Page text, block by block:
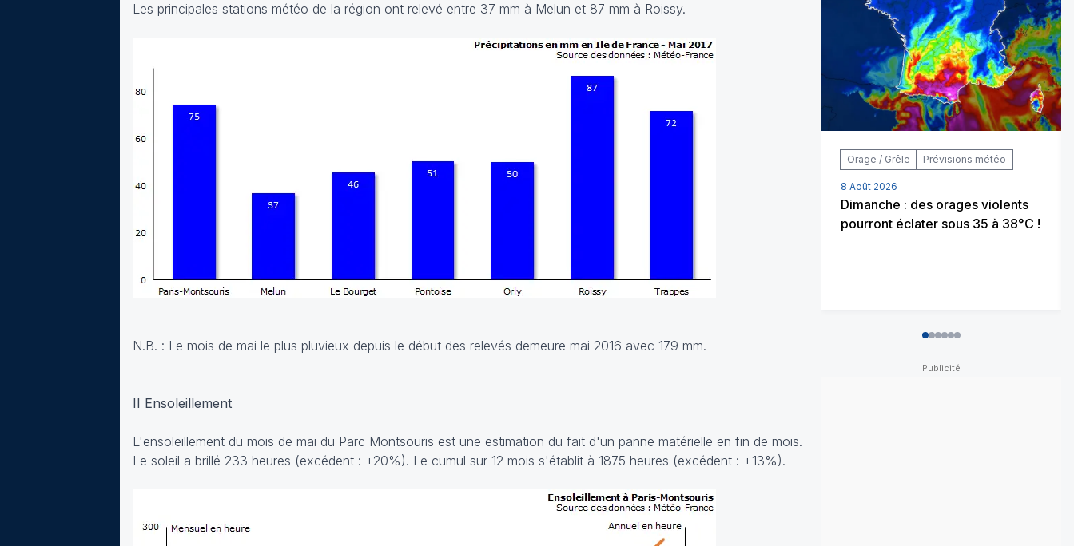
Les principales stations météo de la région ont relevé entre 37 mm à Melun et 87 mm à Roissy.
N.B. : Le mois de mai le plus pluvieux depuis le début des relevés demeure mai 2016 avec 179 mm.
II Ensoleillement
L'ensoleillement du mois de mai du Parc Montsouris est une estimation du fait d'un panne matérielle en fin de mois.
Le soleil a brillé 233 heures (excédent : +20%). Le cumul sur 12 mois s'établit à 1875 heures (excédent : +13%).
Orage / Grêle Prévisions météo
8 Août 2026
Dimanche : des orages violents
pourront éclater sous 35 à 38°C !
012345